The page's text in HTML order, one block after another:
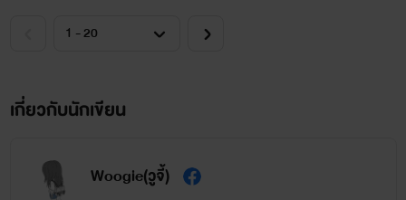
เกี่ยวกับนักเขียน
Woogie(วูจี้)